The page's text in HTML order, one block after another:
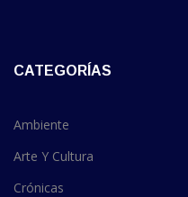
CATEGORÍAS
Ambiente
Arte Y Cultura
Crónicas